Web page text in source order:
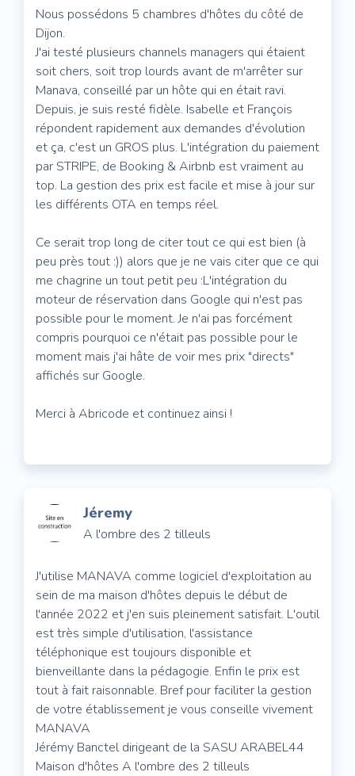
Nous possédons 5 chambres d'hôtes du côté de
Dijon.
J'ai testé plusieurs channels managers qui étaient
soit chers, soit trop lourds avant de m'arrêter sur
Manava, conseillé par un hôte qui en était ravi.
Depuis, je suis resté fidèle. Isabelle et François
répondent rapidement aux demandes d'évolution
et ça, c'est un GROS plus. L'intégration du paiement
par STRIPE, de Booking & Airbnb est vraiment au
top. La gestion des prix est facile et mise à jour sur
les différents OTA en temps réel.
Ce serait trop long de citer tout ce qui est bien (à
peu près tout :)) alors que je ne vais citer que ce qui
me chagrine un tout petit peu :L'intégration du
moteur de réservation dans Google qui n'est pas
possible pour le moment. Je n'ai pas forcément
compris pourquoi ce n'était pas possible pour le
moment mais j'ai hâte de voir mes prix "directs"
affichés sur Google.
Merci à Abricode et continuez ainsi !
Jéremy
A l'ombre des 2 tilleuls
J'utilise MANAVA comme logiciel d'exploitation au
sein de ma maison d'hôtes depuis le début de
l'année 2022 et j'en suis pleinement satisfait. L'outil
est très simple d'utilisation, l'assistance
téléphonique est toujours disponible et
bienveillante dans la pédagogie. Enfin le prix est
tout à fait raisonnable. Bref pour faciliter la gestion
de votre établissement je vous conseille vivement
MANAVA
Jérémy Banctel dirigeant de la SASU ARABEL44
Maison d'hôtes A l'ombre des 2 tilleuls